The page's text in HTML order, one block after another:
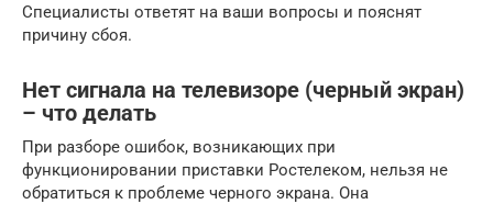
Специалисты ответят на ваши вопросы и пояснят
причину сбоя.
Нет сигнала на телевизоре (черный экран)
– что делать
При разборе ошибок, возникающих при
функционировании приставки Ростелеком, нельзя не
обратиться к проблеме черного экрана. Она